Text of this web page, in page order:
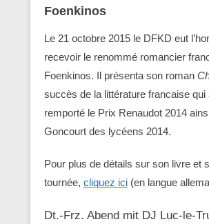
Foenkinos
Le 21 octobre 2015 le DFKD eut
recevoir le renommé romancier
Foenkinos. Il présenta son roman
succès de la littérature francaise qui
remporté le Prix Renaudot 2014
Goncourt des lycéens 2014.
Pour plus de détails sur son livre et
tournée, cliquez ici (en langue
Dt.-Frz. Abend mit DJ Luc-le-